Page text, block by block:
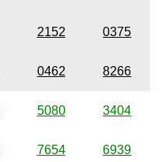
2152 0375
0462 8266
5080 3404
7654 6939